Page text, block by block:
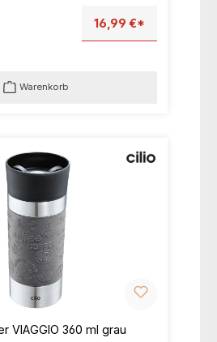
16,99 €*
Warenkorb
VIAGGIO 360 ml grau